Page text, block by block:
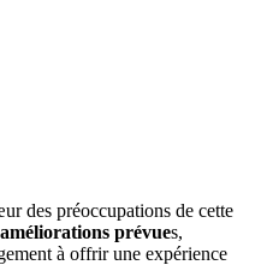
des préoccupations de cette
prévues,
à offrir une expérience